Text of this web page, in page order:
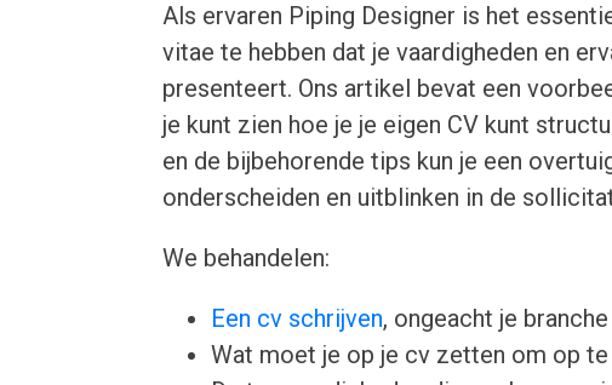
Als ervaren Piping Designer is het
vitae te hebben dat je vaardigheden en
presenteert. Ons artikel bevat een
je kunt zien hoe je je eigen CV kunt
en de bijbehorende tips kun je een
onderscheiden en uitblinken in de
We behandelen:
Een cv schrijven, ongeacht je
Wat moet je op je cv zetten om op te